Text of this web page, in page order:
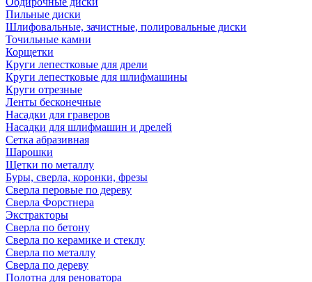
Пильные диски
Шлифовальные, зачистные, полировальные диски
Точильные камни
Корщетки
Круги лепестковые для дрели
Круги лепестковые для шлифмашины
Круги отрезные
Ленты бесконечные
Насадки для граверов
Насадки для шлифмашин и дрелей
Сетка абразивная
Шарошки
Щетки по металлу
Буры, сверла, коронки, фрезы
Сверла перовые по дереву
Сверла Форстнера
Экстракторы
Сверла по бетону
Сверла по керамике и стеклу
Сверла по металлу
Сверла по дереву
Полотна для реноватора